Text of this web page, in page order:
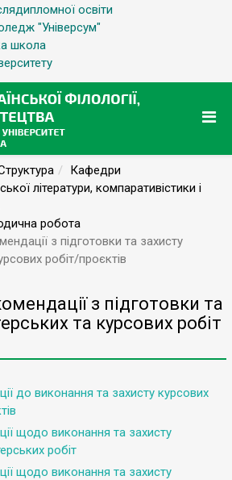
освіти
"Універсум"
школа
Кафедри
літератури, компаративістики і
робота
з підготовки та захисту
робіт/проєктів
з підготовки та
та курсових робіт
до виконання та захисту курсових
щодо виконання та захисту
робіт
щодо виконання та захисту